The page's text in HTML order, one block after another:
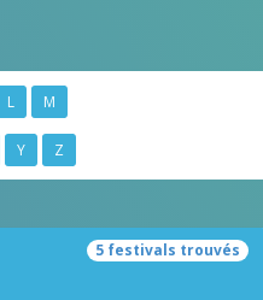
L M
Y Z
5 festivals trouvés